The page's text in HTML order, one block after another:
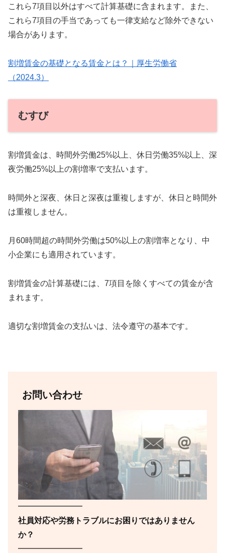
これら7項目以外はすべて計算基礎に含まれます。また、
これら7項目の手当であっても一律支給など除外できない
場合があります。
割増賃金の基礎となる賃金とは？｜厚生労働省
（2024.3）
むすび
割増賃金は、時間外労働25%以上、休日労働35%以上、深
夜労働25%以上の割増率で支払います。
時間外と深夜、休日と深夜は重複しますが、休日と時間外
は重複しません。
月60時間超の時間外労働は50%以上の割増率となり、中
小企業にも適用されています。
割増賃金の計算基礎には、7項目を除くすべての賃金が含
まれます。
適切な割増賃金の支払いは、法令遵守の基本です。
お問い合わせ
━━━━━━━━
社員対応や労務トラブルにお困りではありません
か？
━━━━━━━━